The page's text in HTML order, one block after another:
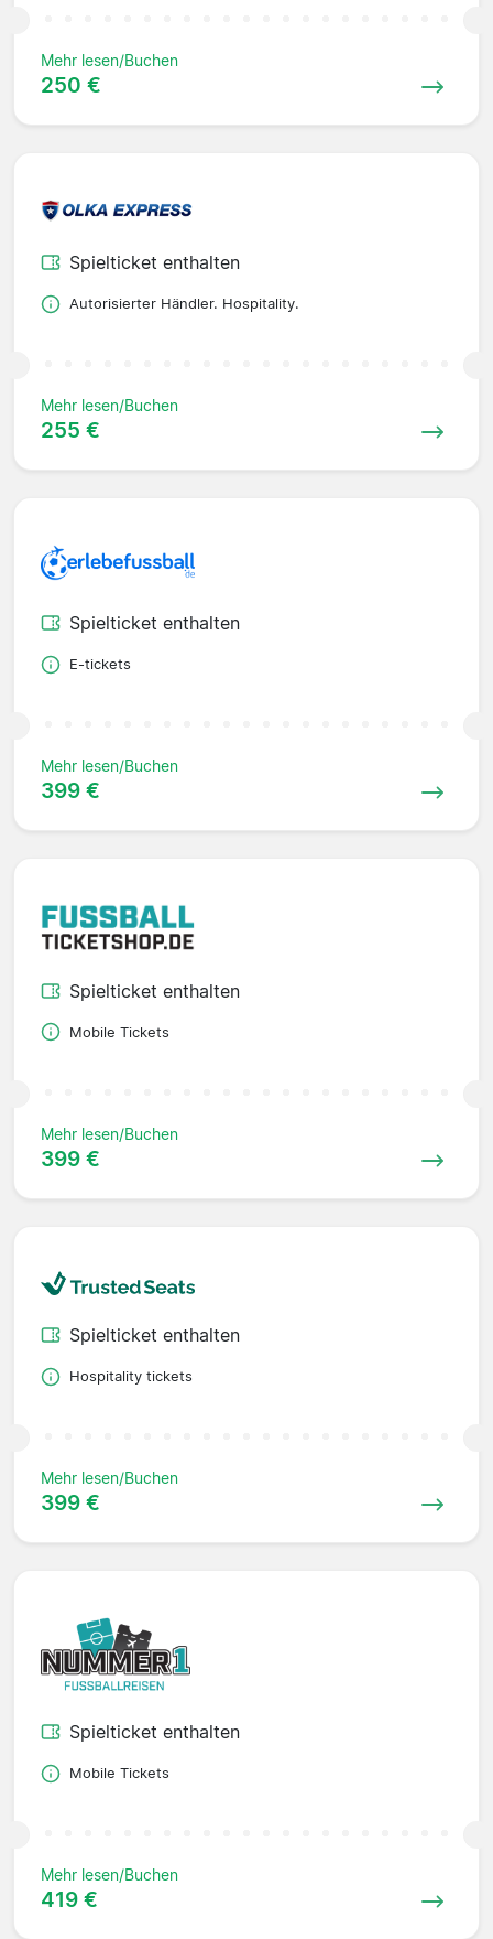
Mehr lesen/Buchen
250 €
Spielticket enthalten
Autorisierter Händler. Hospitality.
Mehr lesen/Buchen
255 €
Spielticket enthalten
E-tickets
Mehr lesen/Buchen
399 €
Spielticket enthalten
Mobile Tickets
Mehr lesen/Buchen
399 €
Spielticket enthalten
Hospitality tickets
Mehr lesen/Buchen
399 €
Spielticket enthalten
Mobile Tickets
Mehr lesen/Buchen
419 €